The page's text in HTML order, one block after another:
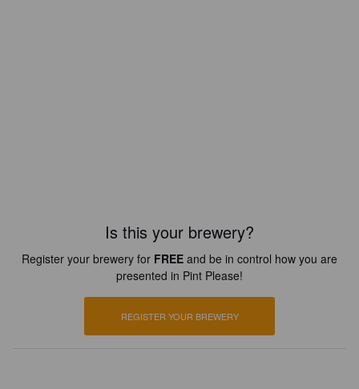
Is this your brewery?
Register your brewery for FREE and be in control how you are
presented in Pint Please!
REGISTER YOUR BREWERY